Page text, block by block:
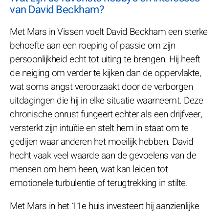
van David Beckham?
Met Mars in Vissen voelt David Beckham een sterke
behoefte aan een roeping of passie om zijn
persoonlijkheid echt tot uiting te brengen. Hij heeft
de neiging om verder te kijken dan de oppervlakte,
wat soms angst veroorzaakt door de verborgen
uitdagingen die hij in elke situatie waarneemt. Deze
chronische onrust fungeert echter als een drijfveer,
versterkt zijn intuïtie en stelt hem in staat om te
gedijen waar anderen het moeilijk hebben. David
hecht vaak veel waarde aan de gevoelens van de
mensen om hem heen, wat kan leiden tot
emotionele turbulentie of terugtrekking in stilte.
Met Mars in het 11e huis investeert hij aanzienlijke